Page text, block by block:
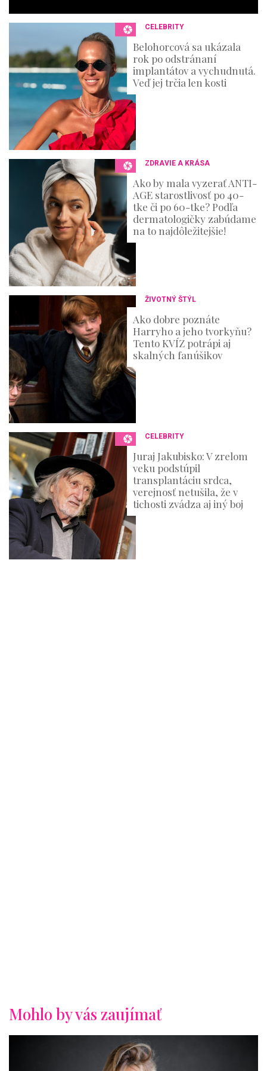
CELEBRITY
Belohorcová sa ukázala
rok po odstránaní
implantátov a vychudnutá.
Veď jej trčia len kosti
ZDRAVIE A KRÁSA
Ako by mala vyzerať ANTI-
AGE starostlivosť po 40-
tke či po 60-tke? Podľa
dermatologičky zabúdame
na to najdôležitejšie!
ŽIVOTNÝ ŠTÝL
Ako dobre poznáte
Harryho a jeho tvorkyňu?
Tento KVÍZ potrápi aj
skalných fanúšikov
CELEBRITY
Juraj Jakubisko: V zrelom
veku podstúpil
transplantáciu srdca,
verejnosť netušila, že v
tichosti zvádza aj iný boj
Mohlo by vás zaujímať